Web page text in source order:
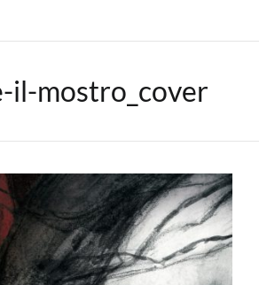
il-mostro_cover